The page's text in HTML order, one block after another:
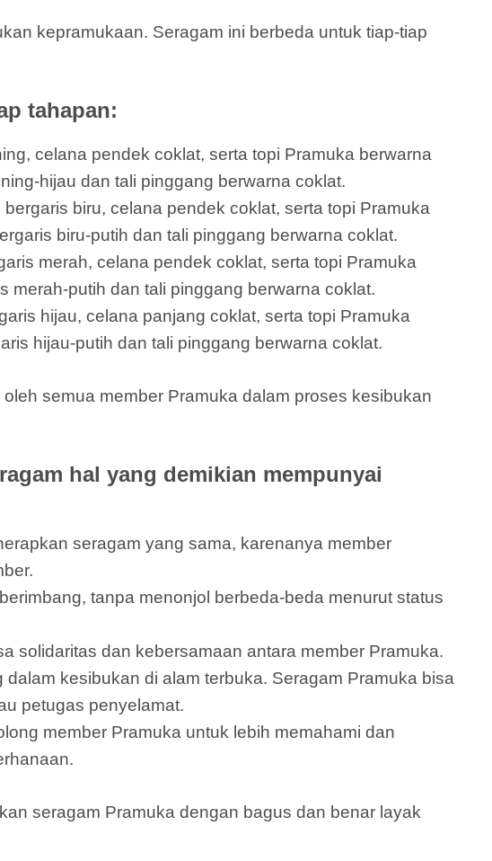
kepramukaan. Seragam ini berbeda untuk tiap-tiap
tahapan:
celana pendek coklat, serta topi Pramuka berwarna
hijau dan tali pinggang berwarna coklat.
biru, celana pendek coklat, serta topi Pramuka
biru-putih dan tali pinggang berwarna coklat.
merah, celana pendek coklat, serta topi Pramuka
merah-putih dan tali pinggang berwarna coklat.
hijau, celana panjang coklat, serta topi Pramuka
hijau-putih dan tali pinggang berwarna coklat.
semua member Pramuka dalam proses kesibukan
hal yang demikian mempunyai
seragam yang sama, karenanya member
tanpa menonjol berbeda-beda menurut status
solidaritas dan kebersamaan antara member Pramuka.
kesibukan di alam terbuka. Seragam Pramuka bisa
petugas penyelamat.
member Pramuka untuk lebih memahami dan
seragam Pramuka dengan bagus dan benar layak